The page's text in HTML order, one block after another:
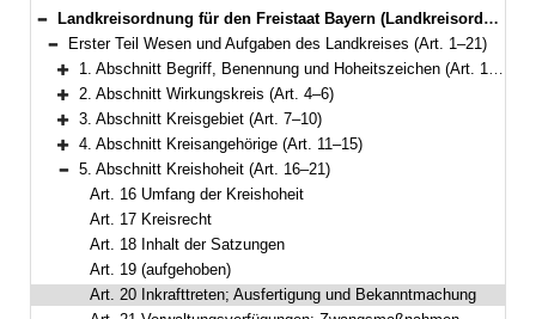
Bereich reduzieren
Landkreisordnung für den Freistaat Bayern (Landkreisordnung – LKrO) in der Fassung der Bekanntmachung vom 22. August 1998 (GVBl. S. 826) BayRS 2020-3-1-I (Art. 1–108)
Bereich reduzieren
Erster Teil Wesen und Aufgaben des Landkreises (Art. 1–21)
Bereich erweitern
1. Abschnitt Begriff, Benennung und Hoheitszeichen (Art. 1–3)
Bereich erweitern
2. Abschnitt Wirkungskreis (Art. 4–6)
Bereich erweitern
3. Abschnitt Kreisgebiet (Art. 7–10)
Bereich erweitern
4. Abschnitt Kreisangehörige (Art. 11–15)
Bereich reduzieren
5. Abschnitt Kreishoheit (Art. 16–21)
Art. 16 Umfang der Kreishoheit
Art. 17 Kreisrecht
Art. 18 Inhalt der Satzungen
Art. 19 (aufgehoben)
Art. 20 Inkrafttreten; Ausfertigung und Bekanntmachung